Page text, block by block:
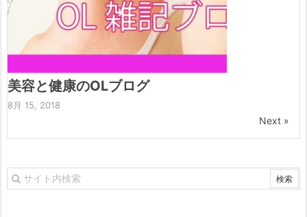
美容と健康のOLブログ
8月 15, 2018
Next »